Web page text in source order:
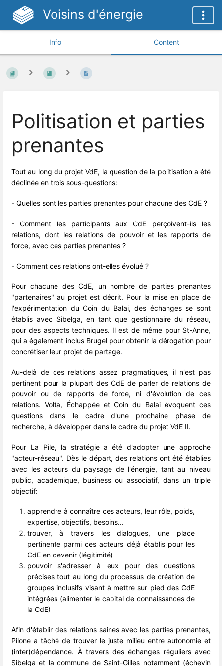
Voisins d'énergie
Info Content
Politisation et parties
prenantes
Tout au long du projet VdE, la question de la politisation a été
déclinée en trois sous-questions:
- Quelles sont les parties prenantes pour chacune des CdE ?
- Comment les participants aux CdE perçoivent-ils les
relations, dont les relations de pouvoir et les rapports de
force, avec ces parties prenantes ?
- Comment ces relations ont-elles évolué ?
Pour chacune des CdE, un nombre de parties prenantes
"partenaires" au projet est décrit. Pour la mise en place de
l'expérimentation du Coin du Balai, des échanges se sont
établis avec Sibelga, en tant que gestionnaire du réseau,
pour des aspects techniques. Il est de même pour St-Anne,
qui a également inclus Brugel pour obtenir la dérogation pour
concrétiser leur projet de partage.
Au-delà de ces relations assez pragmatiques, il n'est pas
pertinent pour la plupart des CdE de parler de relations de
pouvoir ou de rapports de force, ni d'évolution de ces
relations. Volta, Échappée et Coin du Balai évoquent ces
questions dans le cadre d'une prochaine phase de
recherche, à développer dans le cadre du projet VdE II.
Pour La Pile, la stratégie a été d'adopter une approche
"acteur-réseau". Dès le départ, des relations ont été établies
avec les acteurs du paysage de l'énergie, tant au niveau
public, académique, business ou associatif, dans un triple
objectif:
apprendre à connaître ces acteurs, leur rôle, poids,
expertise, objectifs, besoins...
trouver, à travers les dialogues, une place
pertinente parmi ces acteurs déjà établis pour les
CdE en devenir (légitimité)
pouvoir s'adresser à eux pour des questions
précises tout au long du processus de création de
groupes inclusifs visant à mettre sur pied des CdE
intégrées (alimenter le capital de connaissances de
la CdE)
Afin d'établir des relations saines avec les parties prenantes,
Pilone a tâché de trouver le juste milieu entre autonomie et
(inter)dépendance. À travers des échanges réguliers avec
Sibelga et la commune de Saint-Gilles notamment (échevin